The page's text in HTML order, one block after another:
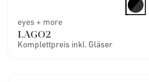
eyes + more
LAGO2
Komplettpreis inkl. Gläser